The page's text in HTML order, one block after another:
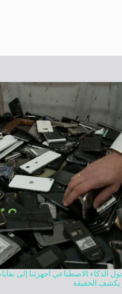
الذكاء الاصطناعي أجهزتنا إلى
يكشف الحقيقة